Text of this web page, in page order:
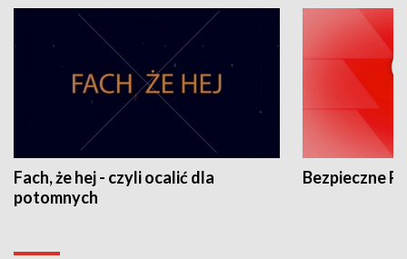
Fach, że hej - czyli ocalić dla
potomnych
Bezpieczne